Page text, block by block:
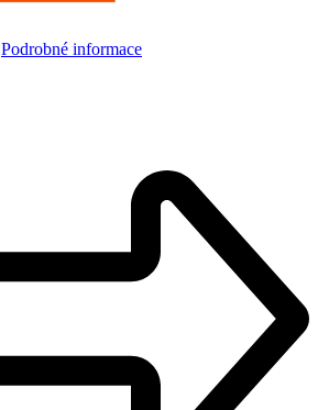
Podrobné informace